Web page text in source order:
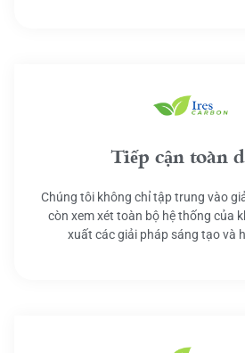
Tiếp cận toàn
Chúng tôi không chỉ tập trung vào
còn xem xét toàn bộ hệ thống của
xuất các giải pháp sáng tạo và